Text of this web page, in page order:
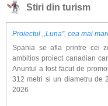
Stiri din turism
Proiectul ,,Luna'', cea mai
Spania se afla printre cei
ambitios proiect canadian
Anuntul a fost facut de
312 metri si un diametru de
2026